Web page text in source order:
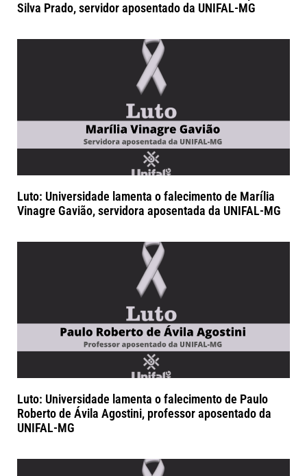
Silva Prado, servidor aposentado da UNIFAL-MG
Luto: Universidade lamenta o falecimento de Marília
Vinagre Gavião, servidora aposentada da UNIFAL-MG
Luto: Universidade lamenta o falecimento de Paulo
Roberto de Ávila Agostini, professor aposentado da
UNIFAL-MG